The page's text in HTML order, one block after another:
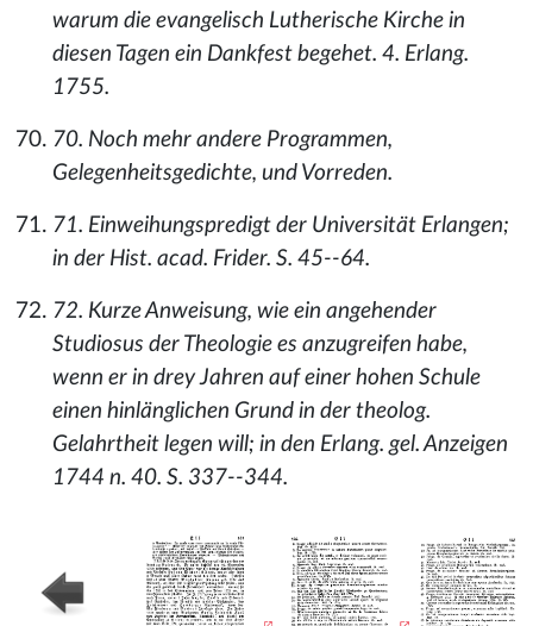
warum die evangelisch Lutherische Kirche in
diesen Tagen ein Dankfest begehet. 4. Erlang.
1755.
70. Noch mehr andere Programmen,
Gelegenheitsgedichte, und Vorreden.
71. Einweihungspredigt der Universität Erlangen;
in der Hist. acad. Frider. S. 45--64.
72. Kurze Anweisung, wie ein angehender
Studiosus der Theologie es anzugreifen habe,
wenn er in drey Jahren auf einer hohen Schule
einen hinlänglichen Grund in der theolog.
Gelahrtheit legen will; in den Erlang. gel. Anzeigen
1744 n. 40. S. 337--344.